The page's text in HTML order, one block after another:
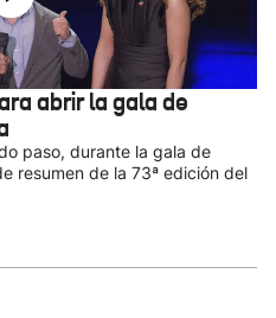
abrir la gala de
paso, durante la gala de
resumen de la 73ª edición del